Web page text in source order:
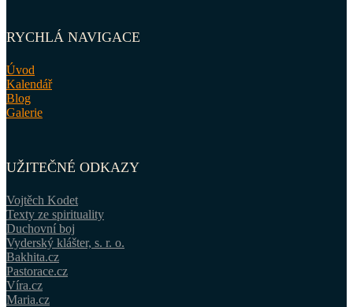
RYCHLÁ NAVIGACE
Úvod
Kalendář
Blog
Galerie
UŽITEČNÉ ODKAZY
Vojtěch Kodet
Texty ze spirituality
Duchovní boj
Vyderský klášter, s. r. o.
Bakhita.cz
Pastorace.cz
Víra.cz
Maria.cz